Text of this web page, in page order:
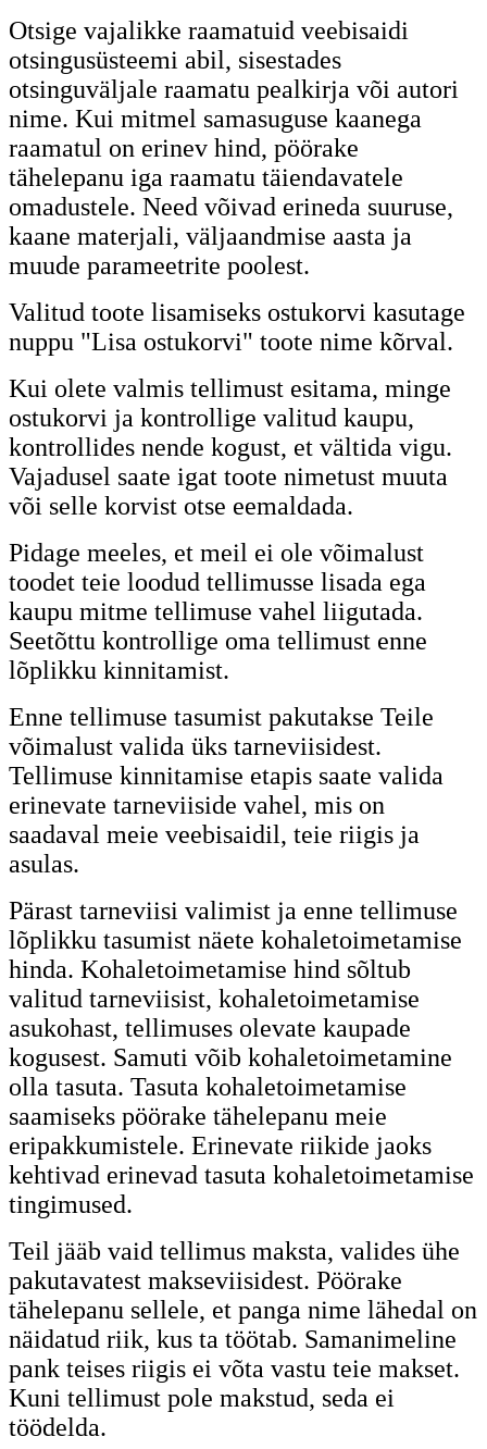
Otsige vajalikke raamatuid veebisaidi
otsingusüsteemi abil, sisestades
otsinguväljale raamatu pealkirja või autori
nime. Kui mitmel samasuguse kaanega
raamatul on erinev hind, pöörake
tähelepanu iga raamatu täiendavatele
omadustele. Need võivad erineda suuruse,
kaane materjali, väljaandmise aasta ja
muude parameetrite poolest.
Valitud toote lisamiseks ostukorvi kasutage
nuppu "Lisa ostukorvi" toote nime kõrval.
Kui olete valmis tellimust esitama, minge
ostukorvi ja kontrollige valitud kaupu,
kontrollides nende kogust, et vältida vigu.
Vajadusel saate igat toote nimetust muuta
või selle korvist otse eemaldada.
Pidage meeles, et meil ei ole võimalust
toodet teie loodud tellimusse lisada ega
kaupu mitme tellimuse vahel liigutada.
Seetõttu kontrollige oma tellimust enne
lõplikku kinnitamist.
Enne tellimuse tasumist pakutakse Teile
võimalust valida üks tarneviisidest.
Tellimuse kinnitamise etapis saate valida
erinevate tarneviiside vahel, mis on
saadaval meie veebisaidil, teie riigis ja
asulas.
Pärast tarneviisi valimist ja enne tellimuse
lõplikku tasumist näete kohaletoimetamise
hinda. Kohaletoimetamise hind sõltub
valitud tarneviisist, kohaletoimetamise
asukohast, tellimuses olevate kaupade
kogusest. Samuti võib kohaletoimetamine
olla tasuta. Tasuta kohaletoimetamise
saamiseks pöörake tähelepanu meie
eripakkumistele. Erinevate riikide jaoks
kehtivad erinevad tasuta kohaletoimetamise
tingimused.
Teil jääb vaid tellimus maksta, valides ühe
pakutavatest makseviisidest. Pöörake
tähelepanu sellele, et panga nime lähedal on
näidatud riik, kus ta töötab. Samanimeline
pank teises riigis ei võta vastu teie makset.
Kuni tellimust pole makstud, seda ei
töödelda.